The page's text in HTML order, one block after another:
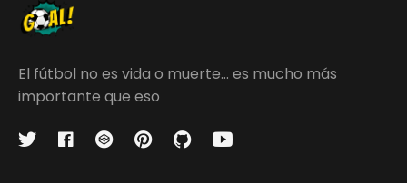
El fútbol no es vida o muerte... es mucho más
importante que eso